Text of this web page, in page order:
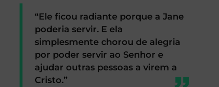
“Ele ficou radiante porque a Jane
poderia servir. E ela
simplesmente chorou de alegria
por poder servir ao Senhor e
ajudar outras pessoas a virem a
Cristo.”